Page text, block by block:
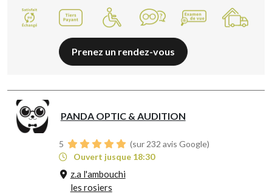
Prenez un rendez-vous
PANDA OPTIC & AUDITION
5
(sur 232 avis Google)
Ouvert jusque 18:30
z.a l'ambouchi
les rosiers